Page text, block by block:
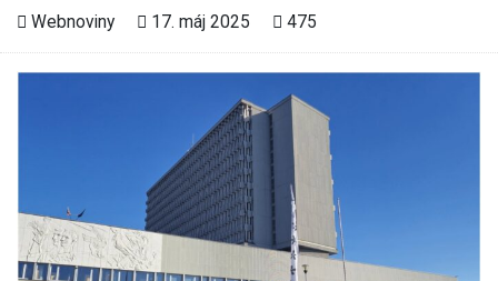
Webnoviny 17. máj 2025 475